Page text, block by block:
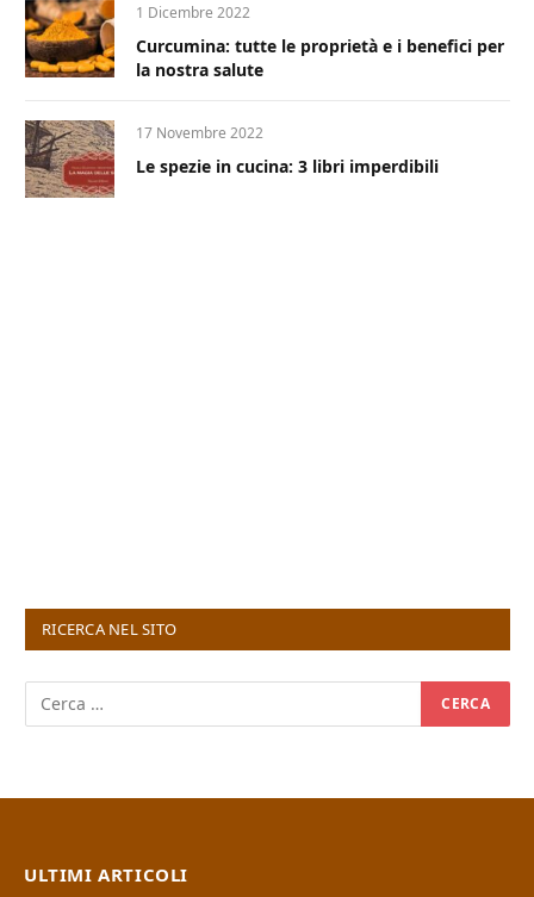
1 Dicembre 2022
Curcumina: tutte le proprietà e i benefici per
la nostra salute
17 Novembre 2022
Le spezie in cucina: 3 libri imperdibili
RICERCA NEL SITO
ULTIMI ARTICOLI